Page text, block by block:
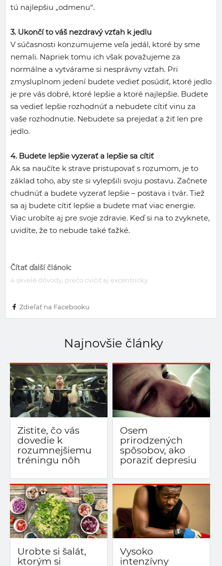
tú najlepšiu „odmenu“.
3. Ukončí to váš nezdravý vzťah k jedlu
V súčasnosti konzumujeme veľa jedál, ktoré by sme
nemali. Napriek tomu ich však považujeme za
normálne a vytvárame si nesprávny vzťah. Pri
zmysluplnom jedení budete vedieť posúdiť, ktoré jedlo
je pre vás dobré, ktoré lepšie a ktoré najlepšie. Budete
sa vedieť lepšie rozhodnúť a nebudete cítiť vinu za
vaše rozhodnutie. Nebudete sa prejedať a žiť len pre
jedlo.
4. Budete lepšie vyzerať a lepšie sa cítiť
Ak sa naučíte k strave pristupovať s rozumom, je to
základ toho, aby ste si vylepšili svoju postavu. Začnete
chudnúť a budete vyzerať lepšie – postava i tvár. Tiež
sa aj budete cítiť lepšie a budete mať viac energie.
Viac urobíte aj pre svoje zdravie. Keď si na to zvyknete,
uvidíte, že to nebude také ťažké.
Čítať ďalší článok:
4 skvelé dôvody, prečo cvičiť aj excentricky
Zdieľať na Facebooku
Najnovšie články
Zistite, čo vás
dovedie k
rozumnejšiemu
tréningu nôh
Osem
prirodzených
spôsobov, ako
poraziť depresiu
Urobte si šalát,
ktorým si
Vysoko
intenzívny